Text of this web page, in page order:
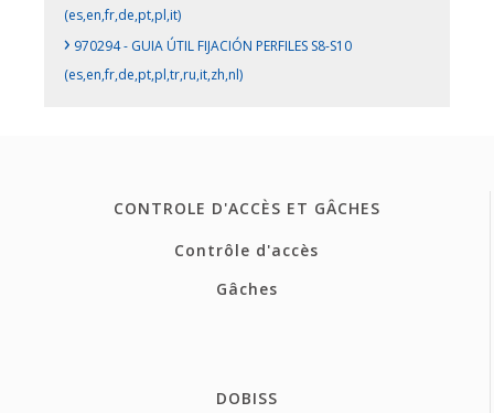
(es,en,fr,de,pt,pl,it)
› 970294 - GUIA ÚTIL FIJACIÓN PERFILES S8-S10
(es,en,fr,de,pt,pl,tr,ru,it,zh,nl)
CONTROLE D'ACCÈS ET GÂCHES
Contrôle d'accès
Gâches
DOBISS